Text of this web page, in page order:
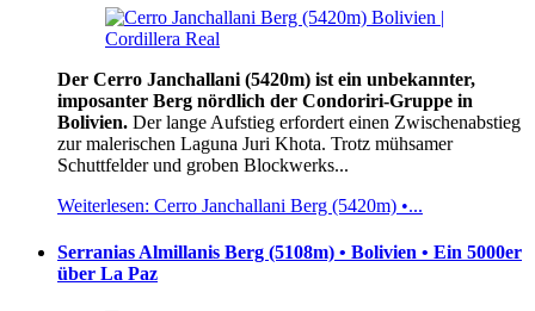
Der Cerro Janchallani (5420m) ist ein unbekannter,
imposanter Berg nördlich der Condoriri-Gruppe in
Bolivien. Der lange Aufstieg erfordert einen Zwischenabstieg
zur malerischen Laguna Juri Khota. Trotz mühsamer
Schuttfelder und groben Blockwerks...
Weiterlesen: Cerro Janchallani Berg (5420m) •...
Serranias Almillanis Berg (5108m) • Bolivien • Ein 5000er
über La Paz